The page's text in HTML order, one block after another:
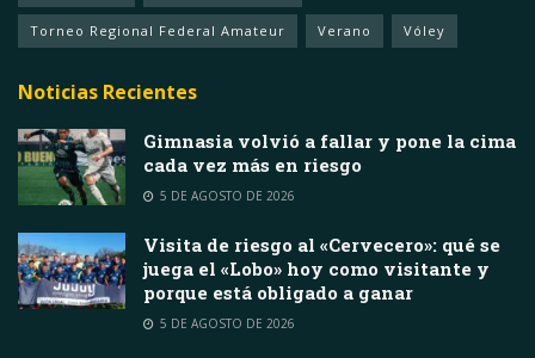
Torneo Regional Federal Amateur Verano Vóley
Noticias Recientes
Gimnasia volvió a fallar y pone la cima
cada vez más en riesgo
5 DE AGOSTO DE 2026
Visita de riesgo al «Cervecero»: qué se
juega el «Lobo» hoy como visitante y
porque está obligado a ganar
5 DE AGOSTO DE 2026